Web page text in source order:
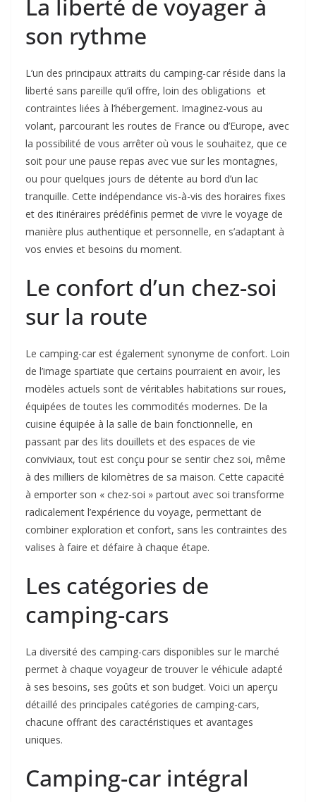
La liberté de voyager à
son rythme
L’un des principaux attraits du camping-car réside dans la
liberté sans pareille qu’il offre, loin des obligations et
contraintes liées à l’hébergement. Imaginez-vous au
volant, parcourant les routes de France ou d’Europe, avec
la possibilité de vous arrêter où vous le souhaitez, que ce
soit pour une pause repas avec vue sur les montagnes,
ou pour quelques jours de détente au bord d’un lac
tranquille. Cette indépendance vis-à-vis des horaires fixes
et des itinéraires prédéfinis permet de vivre le voyage de
manière plus authentique et personnelle, en s’adaptant à
vos envies et besoins du moment.
Le confort d’un chez-soi
sur la route
Le camping-car est également synonyme de confort. Loin
de l’image spartiate que certains pourraient en avoir, les
modèles actuels sont de véritables habitations sur roues,
équipées de toutes les commodités modernes. De la
cuisine équipée à la salle de bain fonctionnelle, en
passant par des lits douillets et des espaces de vie
conviviaux, tout est conçu pour se sentir chez soi, même
à des milliers de kilomètres de sa maison. Cette capacité
à emporter son « chez-soi » partout avec soi transforme
radicalement l’expérience du voyage, permettant de
combiner exploration et confort, sans les contraintes des
valises à faire et défaire à chaque étape.
Les catégories de
camping-cars
La diversité des camping-cars disponibles sur le marché
permet à chaque voyageur de trouver le véhicule adapté
à ses besoins, ses goûts et son budget. Voici un aperçu
détaillé des principales catégories de camping-cars,
chacune offrant des caractéristiques et avantages
uniques.
Camping-car intégral